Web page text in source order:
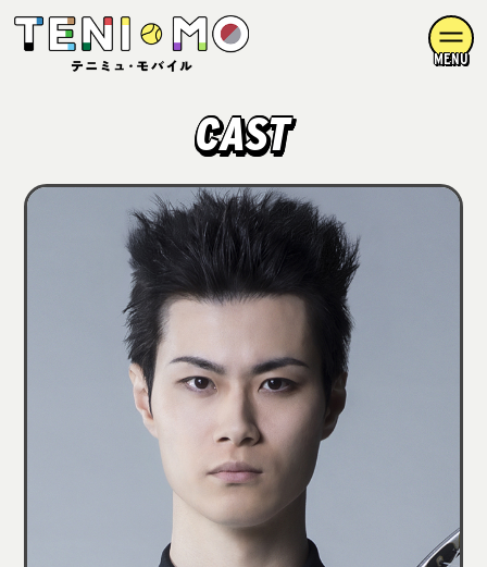
MENU
CAST